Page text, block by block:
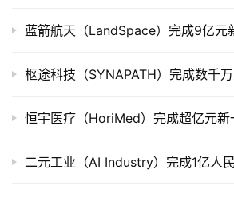
蓝箭航天（LandSpace）完成9亿元
枢途科技（SYNAPATH）完成数千
恒宇医疗（HoriMed）完成超亿元新
二元⼯业（AI Industry）完成1亿人